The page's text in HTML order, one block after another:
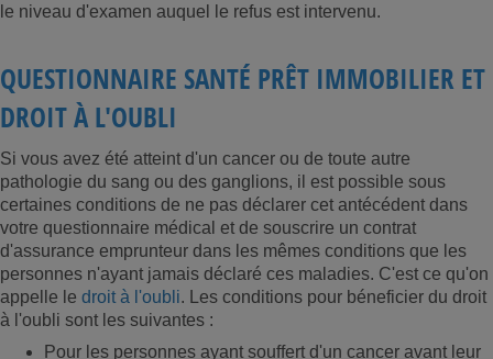
le niveau d'examen auquel le refus est intervenu.
QUESTIONNAIRE SANTÉ PRÊT IMMOBILIER ET
DROIT À L'OUBLI
Si vous avez été atteint d'un cancer ou de toute autre
pathologie du sang ou des ganglions, il est possible sous
certaines conditions de ne pas déclarer cet antécédent dans
votre questionnaire médical et de souscrire un contrat
d'assurance emprunteur dans les mêmes conditions que les
personnes n'ayant jamais déclaré ces maladies. C'est ce qu'on
appelle le droit à l'oubli. Les conditions pour béneficier du droit
à l'oubli sont les suivantes :
Pour les personnes ayant souffert d'un cancer avant leur